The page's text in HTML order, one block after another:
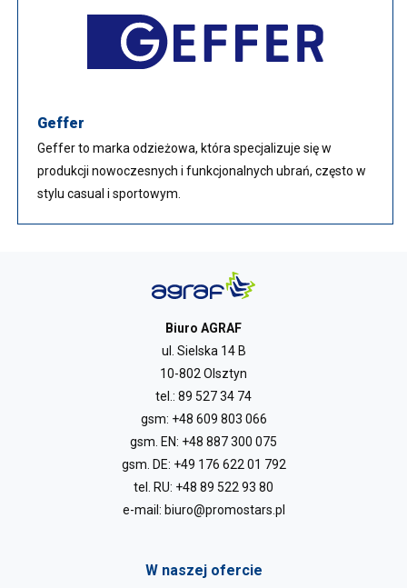
Geffer
Geffer to marka odzieżowa, która specjalizuje się w
produkcji nowoczesnych i funkcjonalnych ubrań, często w
stylu casual i sportowym.
Biuro AGRAF
ul. Sielska 14 B
10-802 Olsztyn
tel.: 89 527 34 74
gsm: +48 609 803 066
gsm. EN: +48 887 300 075
gsm. DE: +49 176 622 01 792
tel. RU: +48 89 522 93 80
e-mail: biuro@promostars.pl
W naszej ofercie